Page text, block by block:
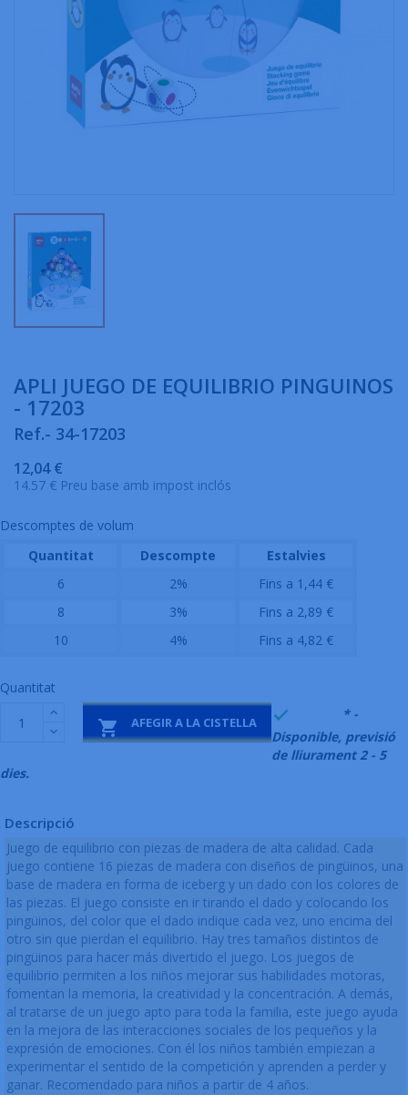
APLI JUEGO DE EQUILIBRIO PINGUINOS
- 17203
Ref.- 34-17203
12,04 €
14.57 € Preu base amb impost inclós
Descomptes de volum
Quantitat
Descompte
Estalvies
6
2%
Fins a 1,44 €
8
3%
Fins a 2,89 €
10
4% Fins a 4,82 €
Quantitat
 AFEGIR A LA CISTELLA 
* -
Disponible, previsió
de lliurament 2 - 5
dies.
Descripció
Juego de equilibrio con piezas de madera de alta calidad. Cada
juego contiene 16 piezas de madera con diseños de pingüinos, una
base de madera en forma de iceberg y un dado con los colores de
las piezas. El juego consiste en ir tirando el dado y colocando los
pingüinos, del color que el dado indique cada vez, uno encima del
otro sin que pierdan el equilibrio. Hay tres tamaños distintos de
pingüinos para hacer más divertido el juego. Los juegos de
equilibrio permiten a los niños mejorar sus habilidades motoras,
fomentan la memoria, la creatividad y la concentración. A demás,
al tratarse de un juego apto para toda la familia, este juego ayuda
en la mejora de las interacciones sociales de los pequeños y la
expresión de emociones. Con él los niños también empiezan a
experimentar el sentido de la competición y aprenden a perder y
ganar. Recomendado para niños a partir de 4 años.